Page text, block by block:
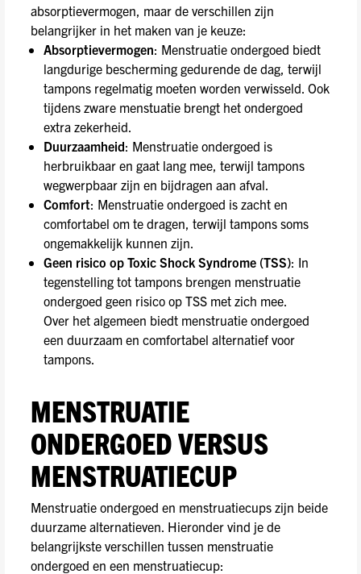
absorptievermogen, maar de verschillen zijn
belangrijker in het maken van je keuze:
Absorptievermogen: Menstruatie ondergoed biedt
langdurige bescherming gedurende de dag, terwijl
tampons regelmatig moeten worden verwisseld. Ook
tijdens zware menstuatie brengt het ondergoed
extra zekerheid.
Duurzaamheid: Menstruatie ondergoed is
herbruikbaar en gaat lang mee, terwijl tampons
wegwerpbaar zijn en bijdragen aan afval.
Comfort: Menstruatie ondergoed is zacht en
comfortabel om te dragen, terwijl tampons soms
ongemakkelijk kunnen zijn.
Geen risico op Toxic Shock Syndrome (TSS): In
tegenstelling tot tampons brengen menstruatie
ondergoed geen risico op TSS met zich mee.
Over het algemeen biedt menstruatie ondergoed
een duurzaam en comfortabel alternatief voor
tampons.
MENSTRUATIE
ONDERGOED VERSUS
MENSTRUATIECUP
Menstruatie ondergoed en menstruatiecups zijn beide
duurzame alternatieven. Hieronder vind je de
belangrijkste verschillen tussen menstruatie
ondergoed en een menstruatiecup: